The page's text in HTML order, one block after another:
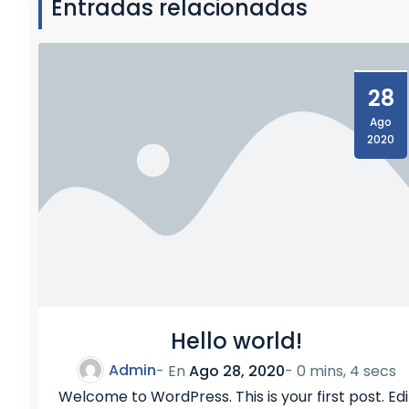
D
Entradas relacionadas
28
Ago
2020
Hello world!
Admin- EnAgo 28, 2020- 0 mins, 4 secs
Welcome to WordPress. This is your first post.